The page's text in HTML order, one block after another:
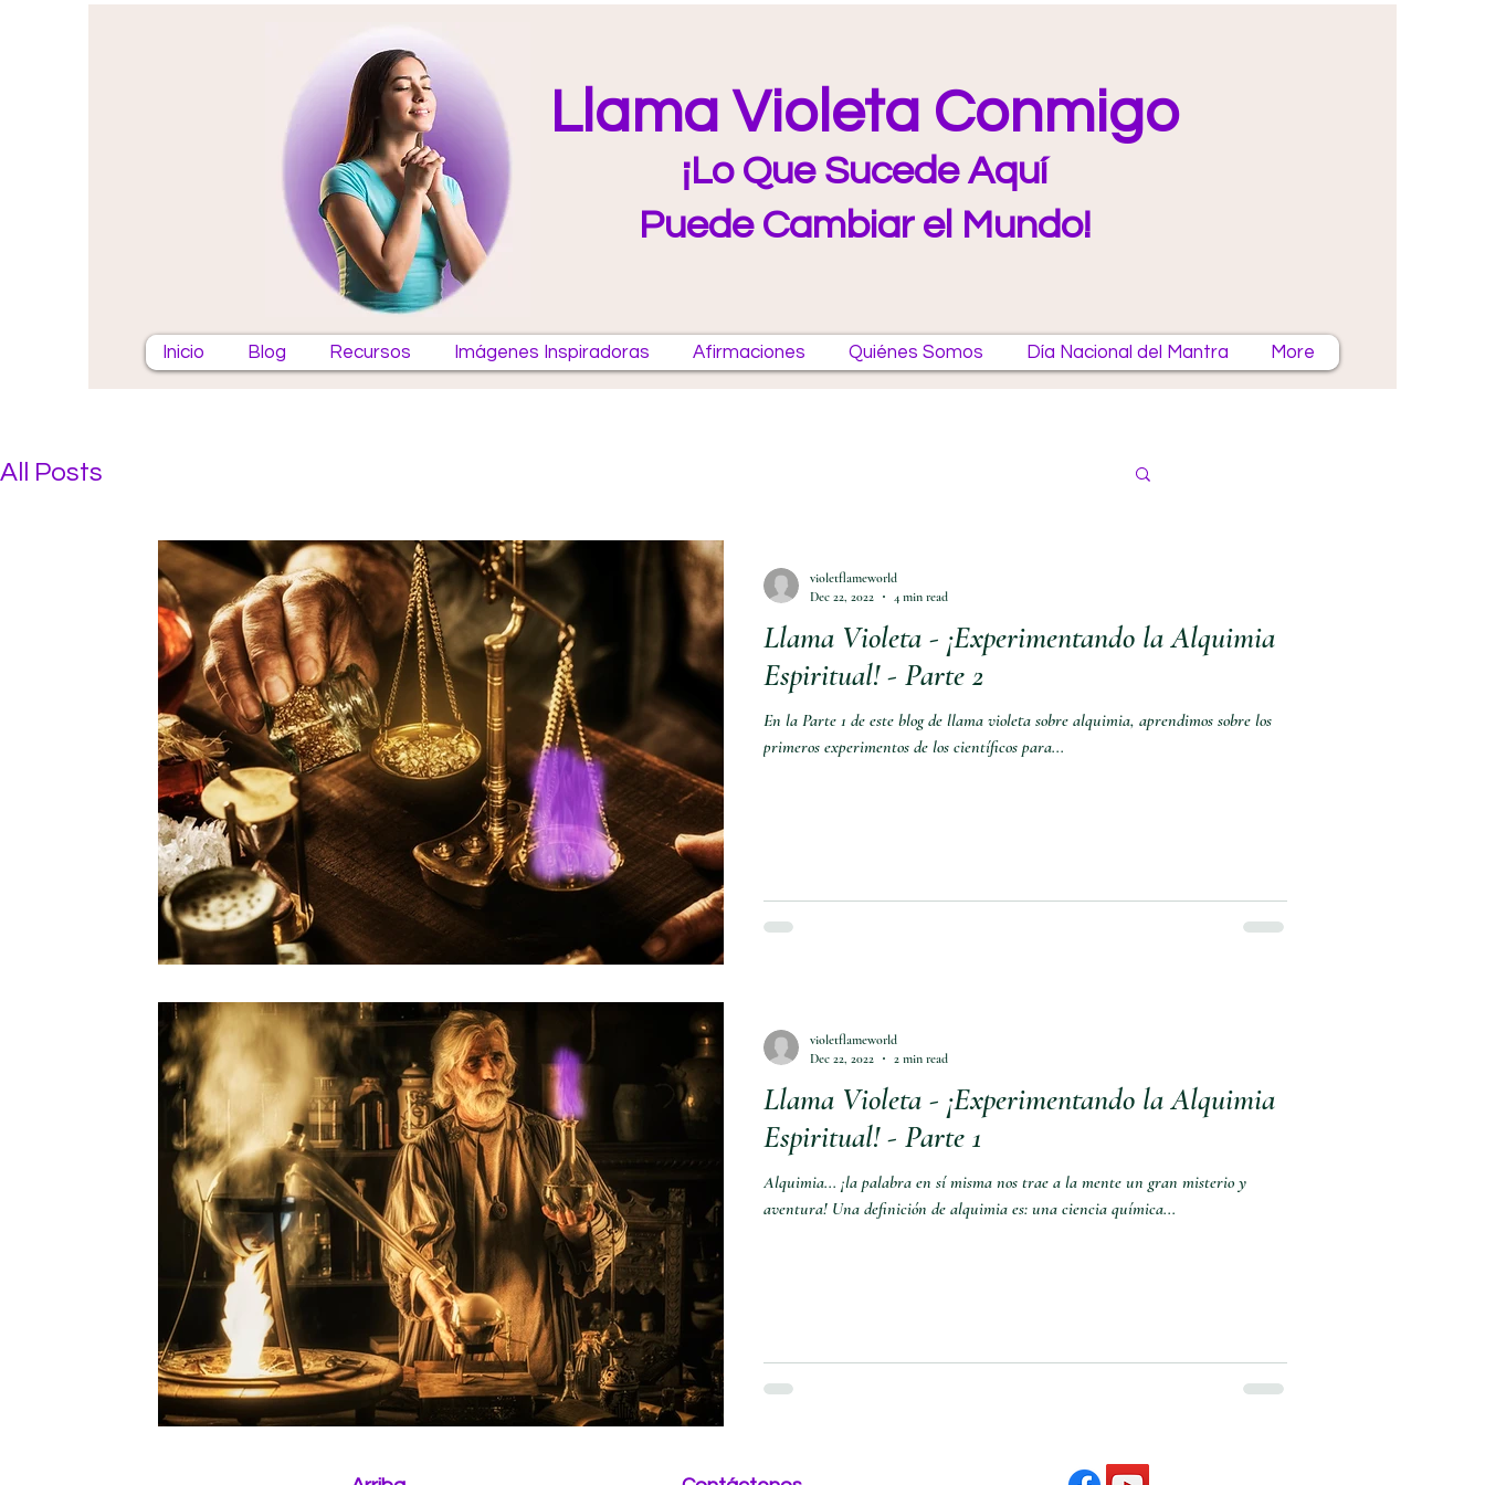
Llama Violeta Conmigo
¡Lo Que Sucede Aquí
Puede Cambiar el Mundo!
Inicio Blog Recursos Imágenes Inspiradoras Afirmaciones Quiénes Somos Día Nacional del Mantra More
All Posts
Llama Violeta - ¡Experimentando la Alquimia
Espiritual! - Parte 2
En la Parte 1 de este blog de llama violeta sobre alquimia, aprendimos sobre los
primeros experimentos de los científicos para...
violetflameworld
Dec 22, 2022
4 min read
Llama Violeta - ¡Experimentando la Alquimia
Espiritual! - Parte 1
Alquimia... ¡la palabra en sí misma nos trae a la mente un gran misterio y
aventura! Una definición de alquimia es: una ciencia química...
violetflameworld
Dec 22, 2022
2 min read